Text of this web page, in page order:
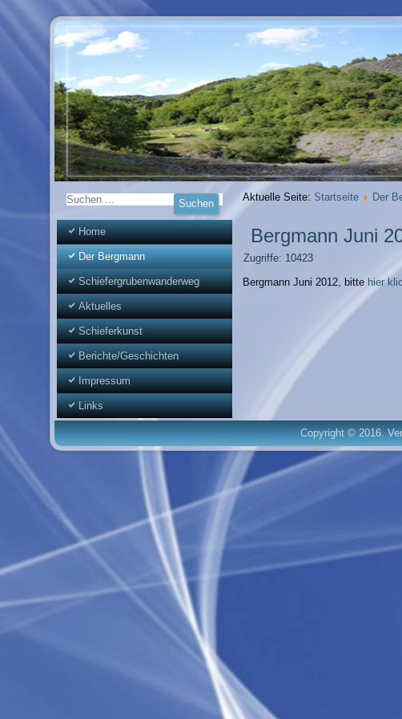
Home
Der Bergmann
Schiefergrubenwanderweg
Aktuelles
Schieferkunst
Berichte/Geschichten
Impressum
Links
Aktuelle Seite: Startseite Der
Bergmann Juni
Zugriffe: 10423
Bergmann Juni 2012, bitte hier
Copyright © 2016.